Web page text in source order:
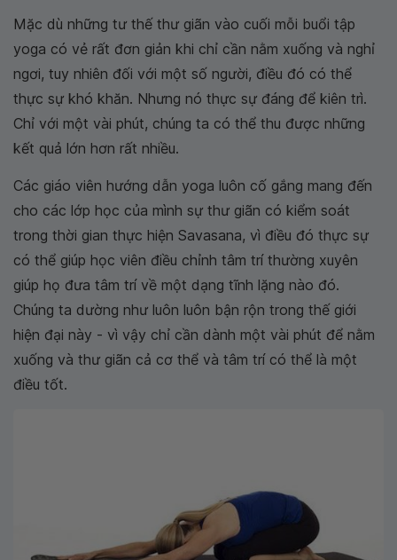
Mặc dù những tư thế thư giãn vào cuối mỗi buổi tập
yoga có vẻ rất đơn giản khi chỉ cần nằm xuống và nghỉ
ngơi, tuy nhiên đối với một số người, điều đó có thể
thực sự khó khăn. Nhưng nó thực sự đáng để kiên trì.
Chỉ với một vài phút, chúng ta có thể thu được những
kết quả lớn hơn rất nhiều.
Các giáo viên hướng dẫn yoga luôn cố gắng mang đến
cho các lớp học của mình sự thư giãn có kiểm soát
trong thời gian thực hiện Savasana, vì điều đó thực sự
có thể giúp học viên điều chỉnh tâm trí thường xuyên
giúp họ đưa tâm trí về một dạng tĩnh lặng nào đó.
Chúng ta dường như luôn luôn bận rộn trong thế giới
hiện đại này - vì vậy chỉ cần dành một vài phút để nằm
xuống và thư giãn cả cơ thể và tâm trí có thể là một
điều tốt.